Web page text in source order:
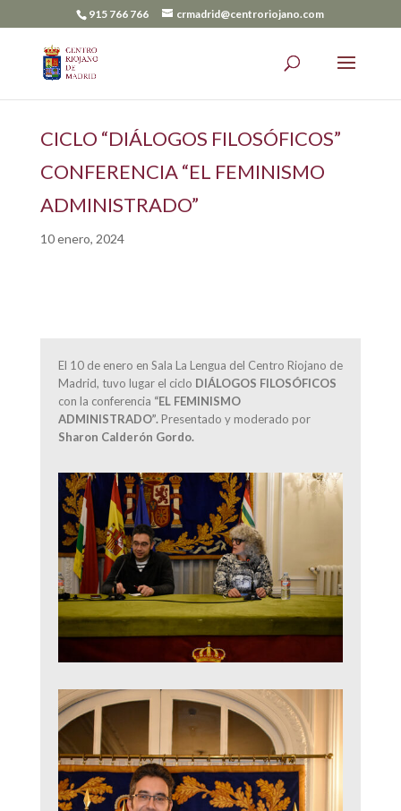
915 766 766 crmadrid@centroriojano.com
CICLO “DIÁLOGOS FILOSÓFICOS”
CONFERENCIA “EL FEMINISMO
ADMINISTRADO”
10 enero, 2024
El 10 de enero en Sala La Lengua del Centro Riojano de
Madrid, tuvo lugar el ciclo DIÁLOGOS FILOSÓFICOS
con la conferencia “EL FEMINISMO
ADMINISTRADO”.Presentado y moderado por
Sharon Calderón Gordo.